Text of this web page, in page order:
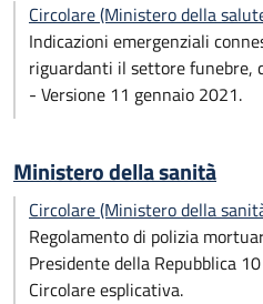
Circolare (Ministero della
Indicazioni emergenziali
riguardanti il settore funebre,
- Versione 11 gennaio 2021.
Ministero della sanità
Circolare (Ministero della
Regolamento di polizia
Presidente della Repubblica
Circolare esplicativa.